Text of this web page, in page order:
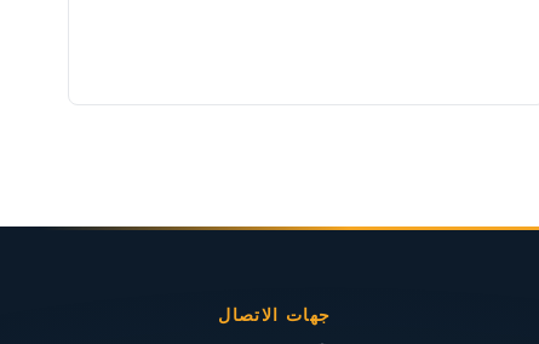
جهات الاتصال